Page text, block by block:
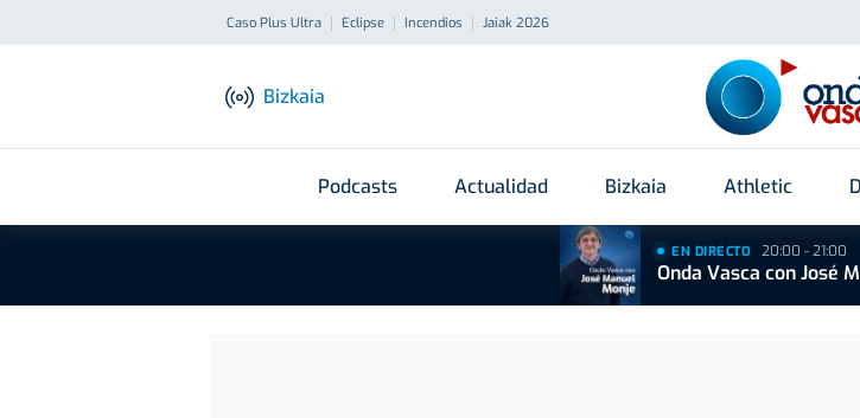
Caso Plus Ultra Eclipse Incendios Jaiak 2026
Bizkaia
Podcasts Actualidad Bizkaia Athletic
EN DIRECTO 20:00 - 21:00
Onda Vasca con José